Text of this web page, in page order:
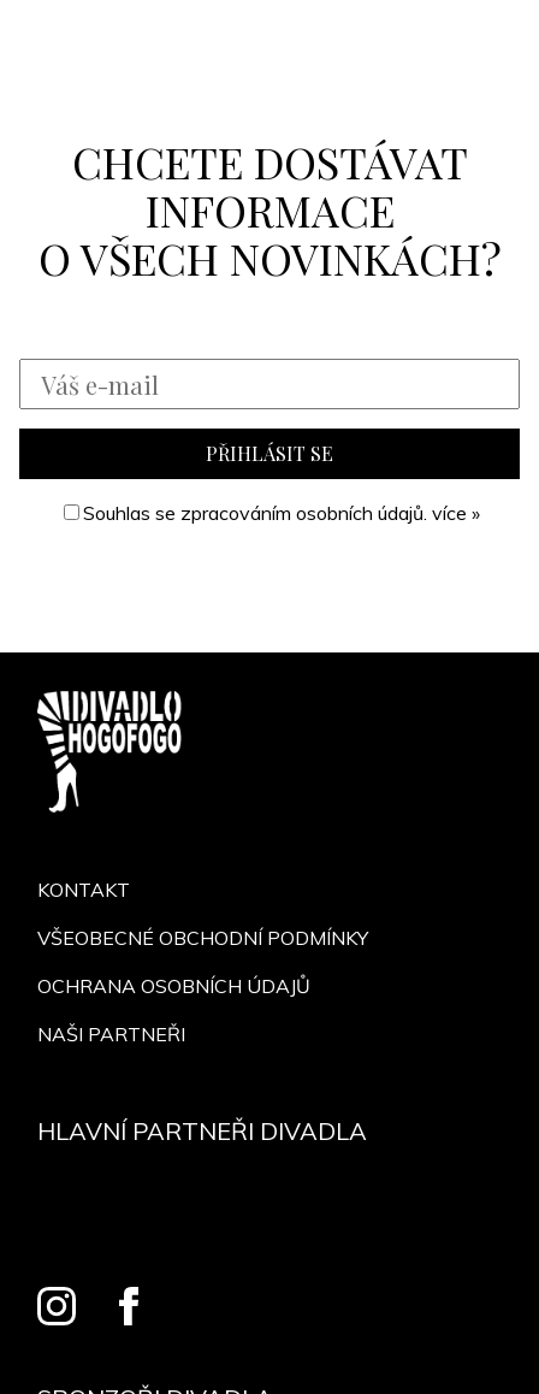
CHCETE DOSTÁVAT
INFORMACE
O VŠECH NOVINKÁCH?
Souhlas se zpracováním osobních údajů. více »
KONTAKT
VŠEOBECNÉ OBCHODNÍ PODMÍNKY
OCHRANA OSOBNÍCH ÚDAJŮ
NAŠI PARTNEŘI
HLAVNÍ PARTNEŘI DIVADLA